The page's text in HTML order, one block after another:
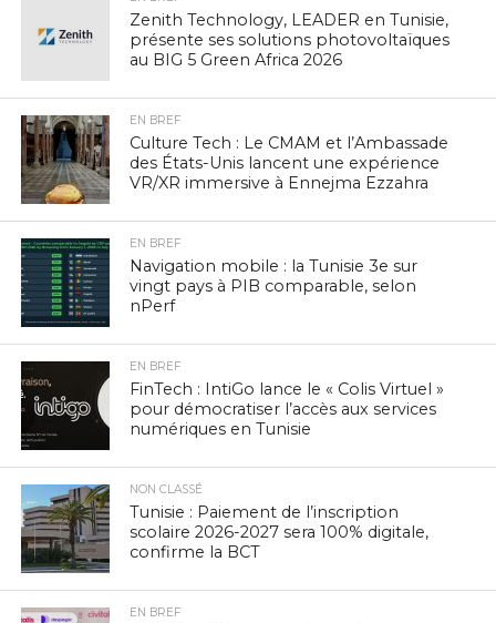
Zenith Technology, LEADER en Tunisie,
présente ses solutions photovoltaïques
au BIG 5 Green Africa 2026
EN BREF
Culture Tech : Le CMAM et l’Ambassade
des États-Unis lancent une expérience
VR/XR immersive à Ennejma Ezzahra
EN BREF
Navigation mobile : la Tunisie 3e sur
vingt pays à PIB comparable, selon
nPerf
EN BREF
FinTech : IntiGo lance le « Colis Virtuel »
pour démocratiser l’accès aux services
numériques en Tunisie
NON CLASSÉ
Tunisie : Paiement de l’inscription
scolaire 2026-2027 sera 100% digitale,
confirme la BCT
EN BREF